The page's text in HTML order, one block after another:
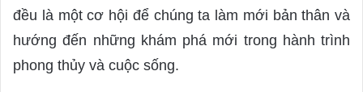
đều là một cơ hội để chúng ta làm mới bản thân và
hướng đến những khám phá mới trong hành trình
phong thủy và cuộc sống.